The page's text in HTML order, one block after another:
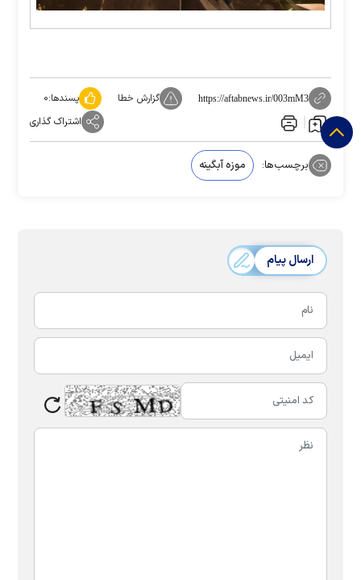
https://aftabnews.ir/003mM3 گزارش خطا پسندها:۰
اشتراک گذاری
برچسب‌ها: موزه آبگینه
ارسال پیام